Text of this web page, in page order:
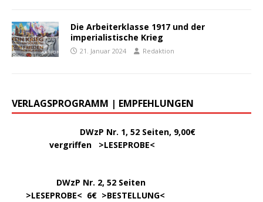
Die Arbeiterklasse 1917 und der
imperialistische Krieg
21. Januar 2024 Redaktion
VERLAGSPROGRAMM | EMPFEHLUNGEN
DWzP Nr. 1, 52 Seiten, 9,00€
vergriffen >LESEPROBE<
DWzP Nr. 2, 52 Seiten
>LESEPROBE< 6€ >BESTELLUNG<